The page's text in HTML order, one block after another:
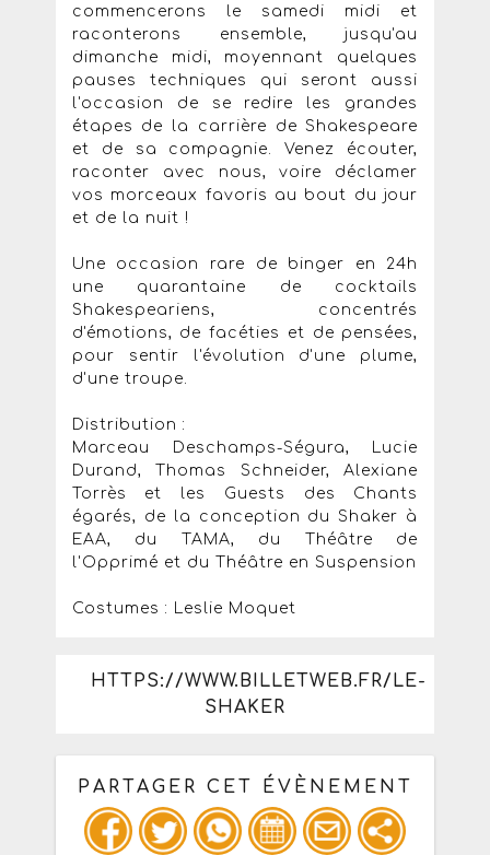
commencerons le samedi midi et
raconterons ensemble, jusqu'au
dimanche midi, moyennant quelques
pauses techniques qui seront aussi
l'occasion de se redire les grandes
étapes de la carrière de Shakespeare
et de sa compagnie. Venez écouter,
raconter avec nous, voire déclamer
vos morceaux favoris au bout du jour
et de la nuit !
Une occasion rare de binger en 24h
une quarantaine de cocktails
Shakespeariens, concentrés
d'émotions, de facéties et de pensées,
pour sentir l'évolution d'une plume,
d'une troupe.
Distribution :
Marceau Deschamps-Ségura, Lucie
Durand, Thomas Schneider, Alexiane
Torrès et les Guests des Chants
égarés, de la conception du Shaker à
EAA, du TAMA, du Théâtre de
l'Opprimé et du Théâtre en Suspension
Costumes : Leslie Moquet
HTTPS://WWW.BILLETWEB.FR/LE-
SHAKER
PARTAGER CET ÉVÈNEMENT